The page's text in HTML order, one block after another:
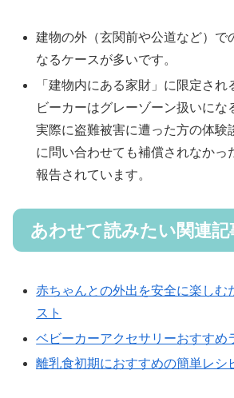
建物の外（玄関前や公道など）で
なるケースが多いです。
「建物内にある家財」に限定され
ビーカーはグレーゾーン扱いにな
実際に盗難被害に遭った方の体験
に問い合わせても補償されなかっ
報告されています。
あわせて読みたい関連記
赤ちゃんとの外出を安全に楽しむ
スト
ベビーカーアクセサリーおすすめ
離乳食初期におすすめの簡単レシ